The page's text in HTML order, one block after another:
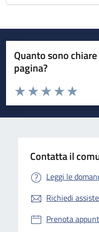
Quanto sono
pagina?
Valuta da 1 a 5 stelle la pagina
Valuta 5
Valuta 4
Valuta 3 stelle
Valuta 2 stelle su 5
Valuta 1 stelle su 5
Contatta il
Leggi le
Richiedi
Prenota